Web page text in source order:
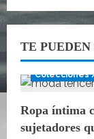
TE
Colecciones
Ropa íntima
sujetadores